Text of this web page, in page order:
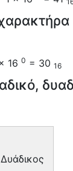
16 0 = 30 16
Δυάδικος